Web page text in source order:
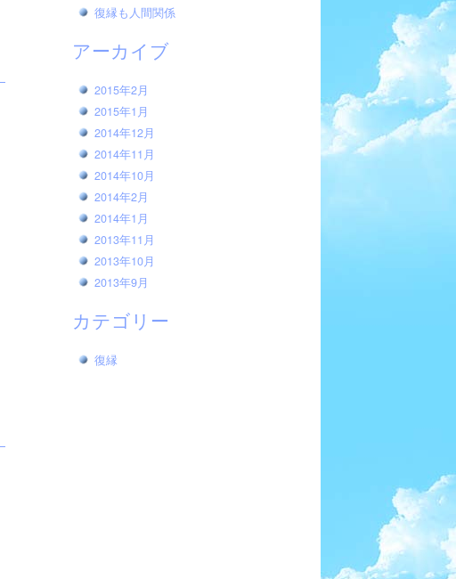
復縁も人間関係
アーカイブ
2015年2月
2015年1月
2014年12月
2014年11月
2014年10月
2014年2月
2014年1月
2013年11月
2013年10月
2013年9月
カテゴリー
復縁